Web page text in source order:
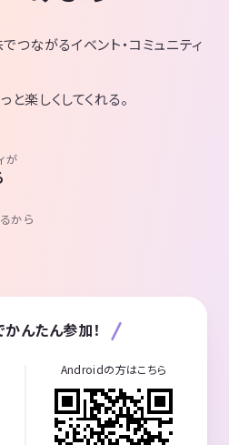
つながるイベント・コミュニティ
楽しくしてくれる。
が
から
んたん参加！
Androidの方はこちら